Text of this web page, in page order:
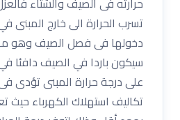
تسرب الحرارة الى خارج المبنى
دخولها فى فصل الصيف وهو
سيكون باردا في الصيف دافئا
على درجة حرارة المبنى تؤدى
تكاليف استهلاك الكهرباء حيث